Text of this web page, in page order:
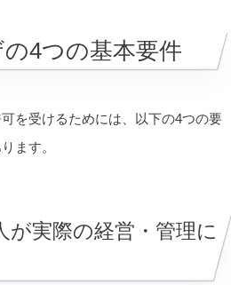
4つの基本要件
を受けるためには、以下の4つの要
ます。
実際の経営・管理に